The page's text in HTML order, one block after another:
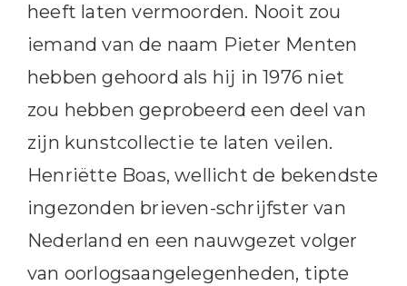
heeft laten vermoorden. Nooit zou
iemand van de naam Pieter Menten
hebben gehoord als hij in 1976 niet
zou hebben geprobeerd een deel van
zijn kunstcollectie te laten veilen.
Henriëtte Boas, wellicht de bekendste
ingezonden brieven-schrijfster van
Nederland en een nauwgezet volger
van oorlogsaangelegenheden, tipte